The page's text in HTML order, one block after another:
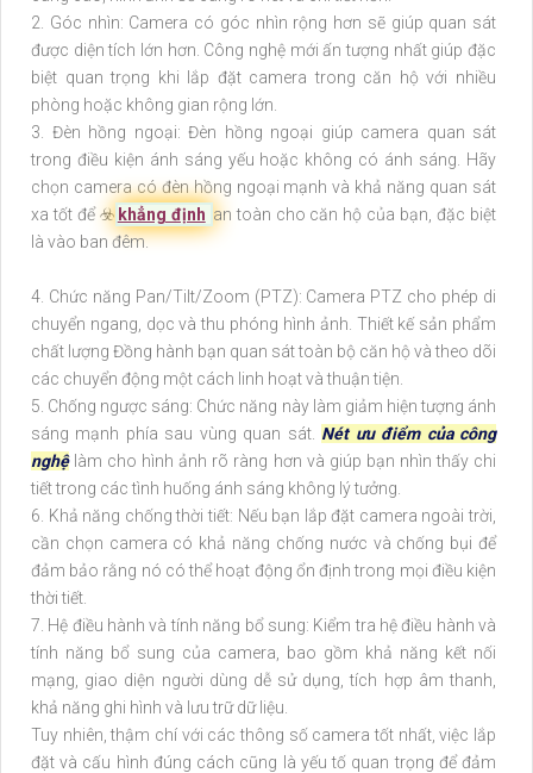
2. Góc nhìn: Camera có góc nhìn rộng hơn sẽ giúp quan sát
được diện tích lớn hơn. Công nghệ mới ấn tượng nhất giúp đặc
biệt quan trọng khi lắp đặt camera trong căn hộ với nhiều
phòng hoặc không gian rộng lớn.
3. Đèn hồng ngoại: Đèn hồng ngoại giúp camera quan sát
trong điều kiện ánh sáng yếu hoặc không có ánh sáng. Hãy
chọn camera có đèn hồng ngoại mạnh và khả năng quan sát
xa tốt để ☣️ khẳng định an toàn cho căn hộ của bạn, đặc biệt
là vào ban đêm.
4. Chức năng Pan/Tilt/Zoom (PTZ): Camera PTZ cho phép di
chuyển ngang, dọc và thu phóng hình ảnh. Thiết kế sản phẩm
chất lượng Đồng hành bạn quan sát toàn bộ căn hộ và theo dõi
các chuyển động một cách linh hoạt và thuận tiện.
5. Chống ngược sáng: Chức năng này làm giảm hiện tượng ánh
sáng mạnh phía sau vùng quan sát. Nét ưu điểm của công
nghệlàm cho hình ảnh rõ ràng hơn và giúp bạn nhìn thấy chi
tiết trong các tình huống ánh sáng không lý tưởng.
6. Khả năng chống thời tiết: Nếu bạn lắp đặt camera ngoài trời,
cần chọn camera có khả năng chống nước và chống bụi để
đảm bảo rằng nó có thể hoạt động ổn định trong mọi điều kiện
thời tiết.
7. Hệ điều hành và tính năng bổ sung: Kiểm tra hệ điều hành và
tính năng bổ sung của camera, bao gồm khả năng kết nối
mạng, giao diện người dùng dễ sử dụng, tích hợp âm thanh,
khả năng ghi hình và lưu trữ dữ liệu.
Tuy nhiên, thậm chí với các thông số camera tốt nhất, việc lắp
đặt và cấu hình đúng cách cũng là yếu tố quan trọng để đảm